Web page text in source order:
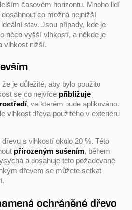
časovém horizontu. Mnoho lidí
co možná nejnižší
stav. Jsou případy, kde je
něco vyšší vlhkostí, a někde je
vlhkost nižší.
je důležité, aby bylo použito
se co nejvíce přibližuje
, ve kterém bude aplikováno.
vlhkost dřeva použitého v exteriéru
s vlhkostí okolo 20 %. Této
přirozeným sušením, během
a dosahuje této požadované
dřevem se můžete setkat
ochráněné dřevo